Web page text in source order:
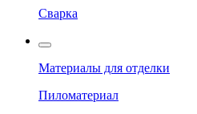
Сварка
Материалы для отделки
Пиломатериал